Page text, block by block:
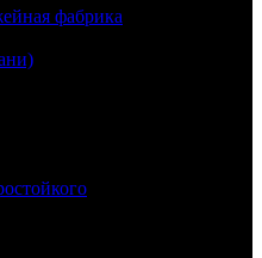
фабрика